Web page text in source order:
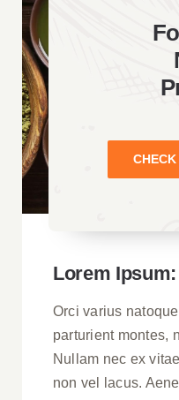
Lorem
Orci varius
parturient montes,
Nullam nec ex
non vel lacus.